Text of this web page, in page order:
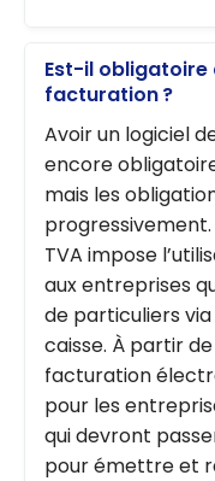
Est-il obligatoire
facturation ?
Avoir un logiciel
encore
mais les
progressivement.
TVA impose
aux entreprises
de particuliers
caisse. À partir
facturation
pour les
qui devront
pour émettre et